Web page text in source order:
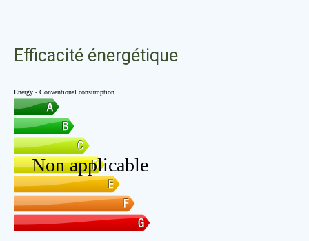
Efficacité énergétique